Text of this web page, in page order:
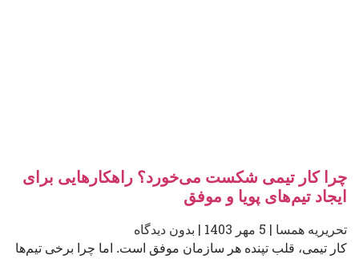
چرا کار تیمی شکست می‌خورد؟ راهکارهایی برای
ایجاد تیم‌های پویا و موفق
تحریریه همسا بدون دیدگاه
کار تیمی، قلب تپنده هر سازمان موفق است. اما چرا برخی تیم‌ها